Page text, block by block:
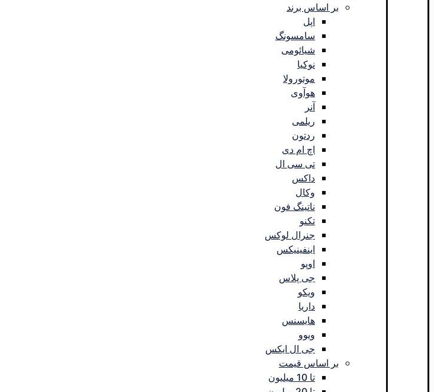
بر اساس برند
اپل
سامسونگ
شیائومی
نوکیا
موتورولا
هوآوی
آنر
ریلمی
ردتون
اچ ام دی
تی سی ال
داکس
وکال
ناتینگ فون
تکنو
جنرال لوکس
اینفینیکس
اوپو
جی پلاس
ویکو
داریا
هایسنس
ویوو
جی ال ایکس
بر اساس قیمت
تا 10 میلیون